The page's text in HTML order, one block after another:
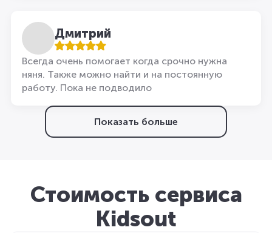
Дмитрий
Всегда очень помогает когда срочно нужна
няня. Также можно найти и на постоянную
работу. Пока не подводило
Показать больше
Стоимость сервиса
Kidsout